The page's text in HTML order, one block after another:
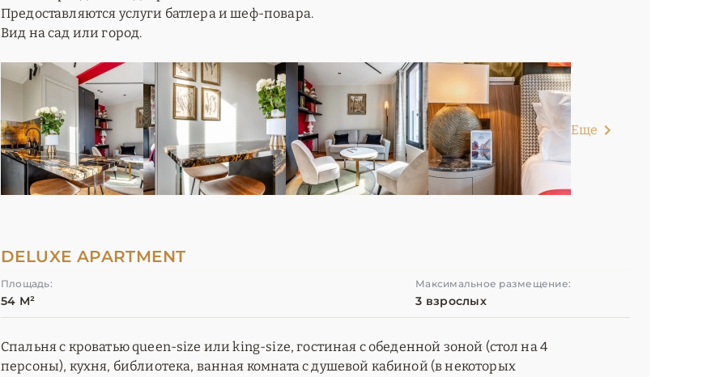
Предоставляются услуги батлера и шеф-повара.
Вид на сад или город.
Еще
DELUXE APARTMENT
Площадь:
54 М²
Максимальное размещение:
3 взрослых
Спальня с кроватью queen-size или king-size, гостиная с обеденной зоной (стол на 4
персоны), кухня, библиотека, ванная комната с душевой кабиной (в некоторых